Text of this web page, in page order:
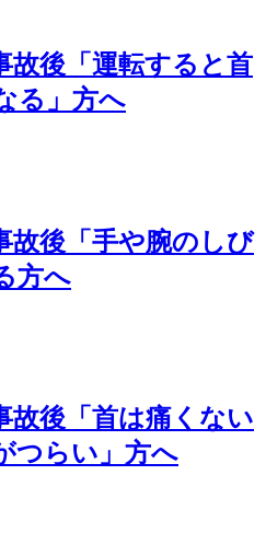
故後「運転すると首
る」方へ
故後「手や腕のしび
方へ
故後「首は痛くない
つらい」方へ